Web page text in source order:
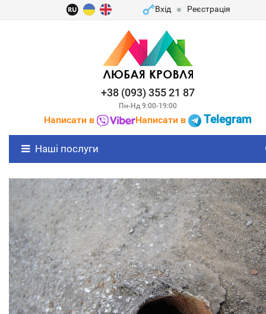
Вхід Реєстрація
+38 (093) 355 21 87
Пн-Нд 9:00-19:00
Написати в Написати в Telegram
Наші послуги